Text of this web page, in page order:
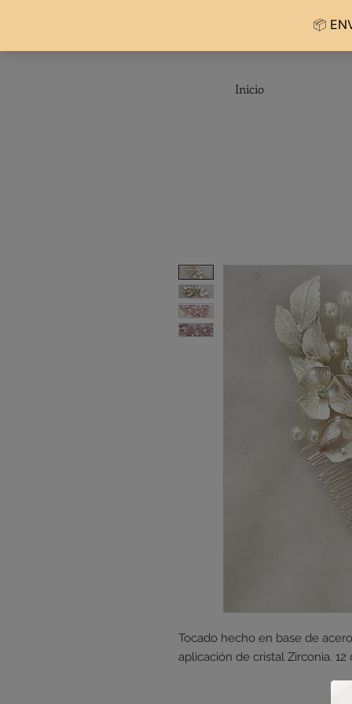
Inicio
Tocado hecho en base de
aplicación de cristal Zirconia. 12